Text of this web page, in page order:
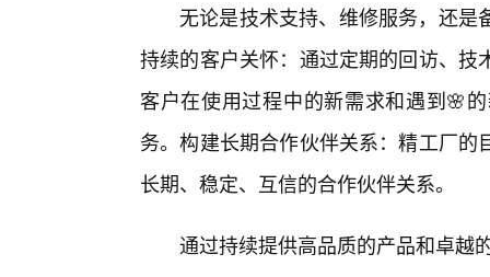
无论是技术支持、维修服务，还
持续的客户关怀：通过定期的回访、
客户在使用过程中的新需求和遇到🌸
务。构建长期合作伙伴关系：精工厂
长期、稳定、互信的合作伙伴关系。
通过持续提供高品质的产品和卓越